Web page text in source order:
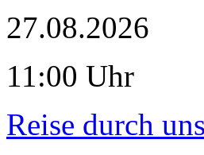
27.08.2026
11:00 Uhr
Reise durch